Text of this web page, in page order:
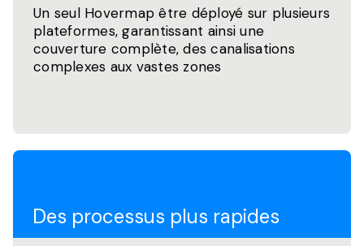
Un seul Hovermap être déployé sur plusieurs
plateformes, garantissant ainsi une
couverture complète, des canalisations
complexes aux vastes zones
Des processus plus rapides